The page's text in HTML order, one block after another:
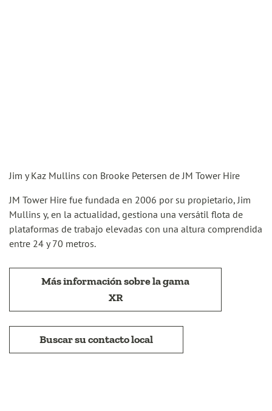
Jim y Kaz Mullins con Brooke Petersen de JM Tower Hire
JM Tower Hire fue fundada en 2006 por su propietario, Jim
Mullins y, en la actualidad, gestiona una versátil flota de
plataformas de trabajo elevadas con una altura comprendida
entre 24 y 70 metros.
Más información sobre la gama
XR
Buscar su contacto local